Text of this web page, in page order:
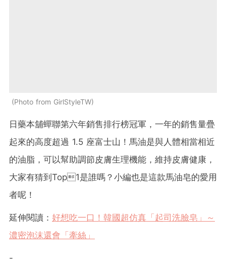
Photo from GirlStyleTW
日藥本舖蟬聯第六年銷售排行榜冠軍，一年的銷售量疊
起來的高度超過 1.5 座富士山！馬油是與人體相當相近
的油脂，可以幫助調節皮膚生理機能，維持皮膚健康，
大家有猜到Top1是誰嗎？小編也是這款馬油皂的愛用
者呢！
延伸閱讀： 好想吃一口！韓國超仿真「起司洗臉皂」～
濃密泡沫還會「牽絲」
-